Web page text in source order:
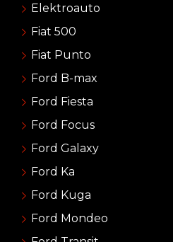
Elektroauto
Fiat 500
Fiat Punto
Ford B-max
Ford Fiesta
Ford Focus
Ford Galaxy
Ford Ka
Ford Kuga
Ford Mondeo